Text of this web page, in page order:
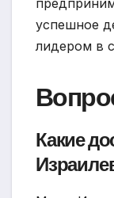
успешное
лидером в
Какие